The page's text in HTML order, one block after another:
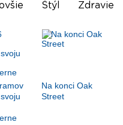
Štýl Zdravie
Na konci Oak
Street